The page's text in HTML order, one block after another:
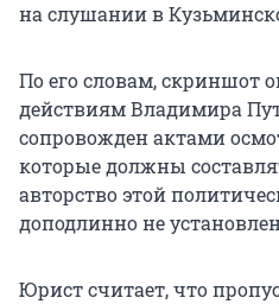
на слушании в
По его словам, скриншот
действиям Владимира
сопровожден актами
которые должны
авторство этой
доподлинно не
Юрист считает, что